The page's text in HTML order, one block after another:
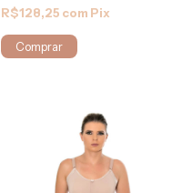
R$128,25 com Pix
Comprar